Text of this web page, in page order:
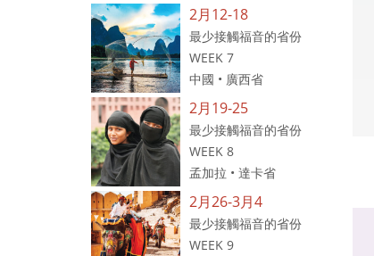
2月12-18
最少接觸福音的省份
WEEK 7
中國 • 廣西省
2月19-25
最少接觸福音的省份
WEEK 8
孟加拉 • 達卡省
2月26-3月4
最少接觸福音的省份
WEEK 9